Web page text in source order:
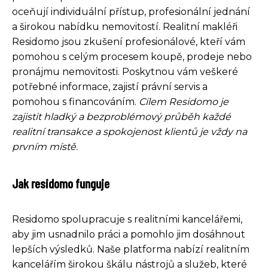
oceňují individuální přístup, profesionální jednání
a širokou nabídku nemovitostí. Realitní makléři
Residomo jsou zkušení profesionálové, kteří vám
pomohou s celým procesem koupě, prodeje nebo
pronájmu nemovitosti. Poskytnou vám veškeré
potřebné informace, zajistí právní servis a
pomohou s financováním. Cílem Residomo je
zajistit hladký a bezproblémový průběh každé
realitní transakce a spokojenost klientů je vždy na
prvním místě.
Jak residomo funguje
Residomo spolupracuje s realitními kancelářemi,
aby jim usnadnilo práci a pomohlo jim dosáhnout
lepších výsledků. Naše platforma nabízí realitním
kancelářím širokou škálu nástrojů a služeb, které